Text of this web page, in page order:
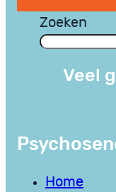
Zoeken
Veel
Home